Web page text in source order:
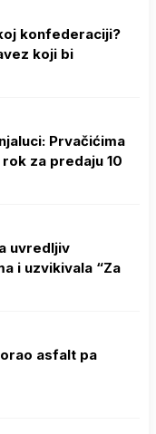
konfederaciji?
koji bi
Prvačićima
za predaju 10
uvredljiv
i uzvikivala “Za
asfalt pa